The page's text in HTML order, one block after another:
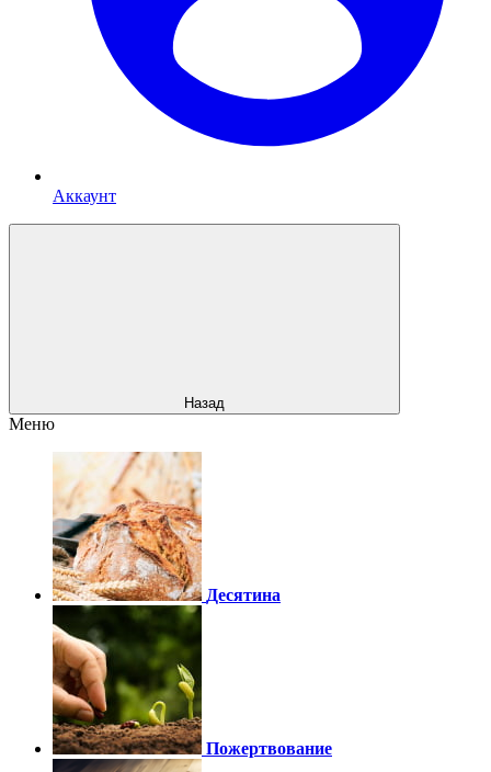
Аккаунт
Назад
Меню
Десятина
Пожертвование